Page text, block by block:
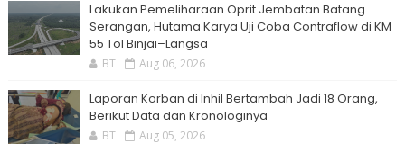
Lakukan Pemeliharaan Oprit Jembatan Batang
Serangan, Hutama Karya Uji Coba Contraflow di KM
55 Tol Binjai–Langsa
BT Aug 06, 2026
Laporan Korban di Inhil Bertambah Jadi 18 Orang,
Berikut Data dan Kronologinya
BT Aug 05, 2026